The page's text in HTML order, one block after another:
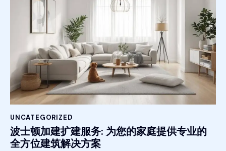
UNCATEGORIZED
波士顿加建扩建服务: 为您的家庭提供专业的
全方位建筑解决方案